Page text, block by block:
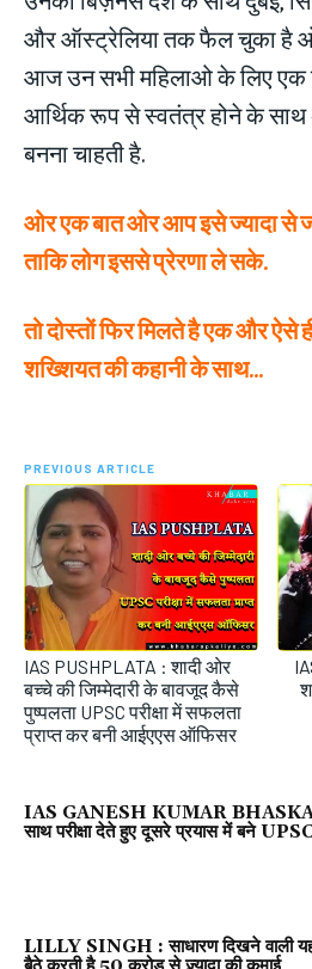
और ऑस्ट्रेलिया तक फैल चुका है
आज उन सभी महिलाओ के लिए एक
आर्थिक रूप से स्वतंत्र होने के साथ
बनना चाहती है.
ओर एक बात ओर आप इसे ज्यादा से
ताकि लोग इससे प्रेरणा ले सके.
तो दोस्तों फिर मिलते है एक और ऐसे
शख्शियत की कहानी के साथ…
PREVIOUS ARTICLE
IAS PUSHPLATA : शादी ओर
बच्चे की जिम्मेदारी के बावजूद कैसे
पुष्पलता UPSC परीक्षा में सफलता
प्राप्त कर बनी आईएएस ऑफिसर
IAS GANESH KUMAR
साथ परीक्षा देते हुए दूसरे प्रयास में बने
LILLY SINGH : साधारण दिखने वाली